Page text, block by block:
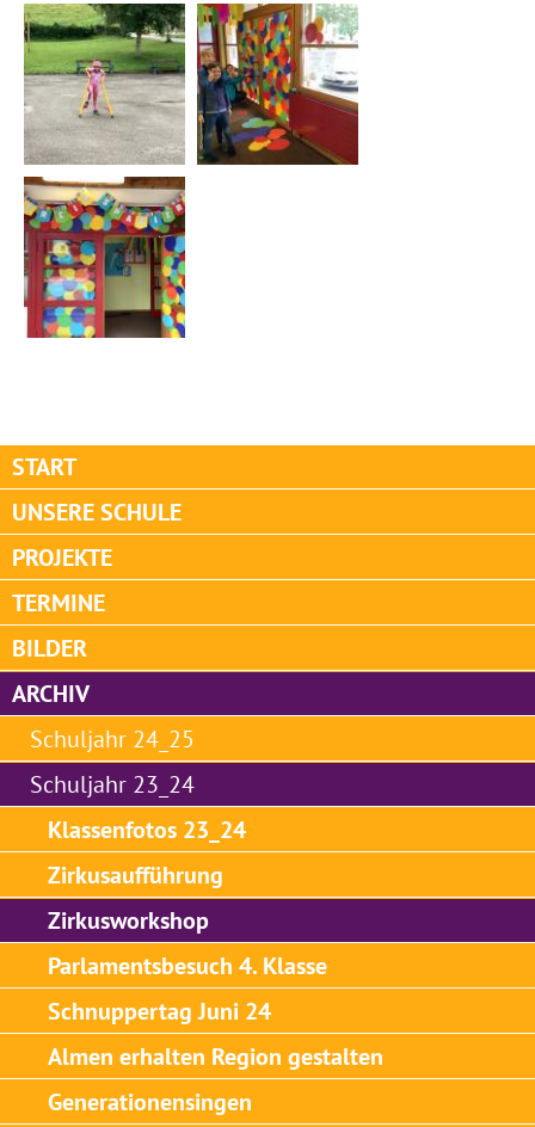
START
UNSERE SCHULE
PROJEKTE
TERMINE
BILDER
ARCHIV
Schuljahr 24_25
Schuljahr 23_24
Klassenfotos 23_24
Zirkusaufführung
Zirkusworkshop
Parlamentsbesuch 4. Klasse
Schnuppertag Juni 24
Almen erhalten Region gestalten
Generationensingen